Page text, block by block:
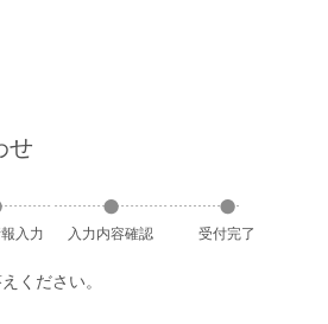
せ
入力 入力内容確認 受付完了
ください。